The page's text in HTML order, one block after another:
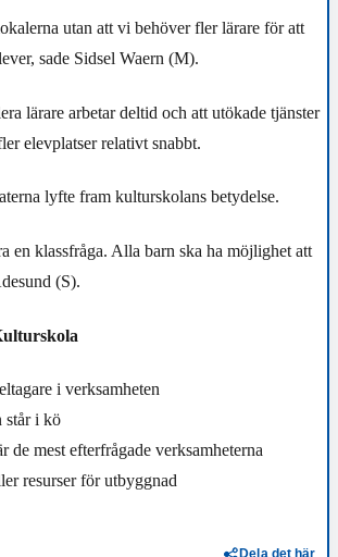
utan att vi behöver fler lärare för att
sade Sidsel Waern (M).
lärare arbetar deltid och att utökade tjänster
elevplatser relativt snabbt.
lyfte fram kulturskolans betydelse.
en klassfråga. Alla barn ska ha möjlighet att
(S).
i verksamheten
står i kö
de mest efterfrågade verksamheterna
resurser för utbyggnad
Dela det här